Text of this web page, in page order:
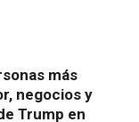
más
negocios y
Trump en